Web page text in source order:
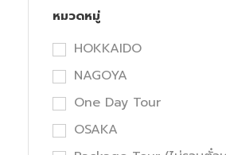
หมวดหมู่
HOKKAIDO
NAGOYA
One Day Tour
OSAKA